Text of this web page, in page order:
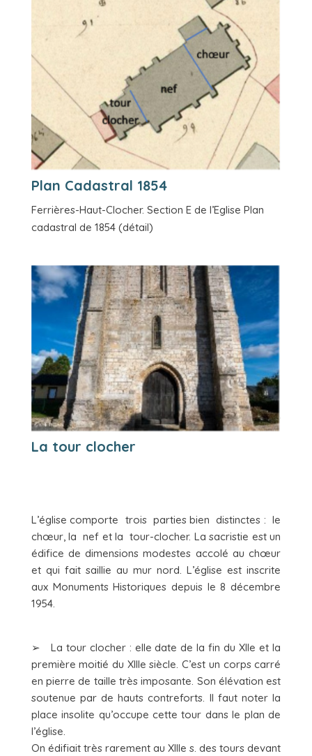
Plan Cadastral 1854
Ferrières-Haut-Clocher. Section E de l’Eglise Plan
cadastral de 1854 (détail)
La tour clocher
L’église comporte trois parties bien distinctes : le
chœur, la nef et la tour-clocher. La sacristie est un
édifice de dimensions modestes accolé au chœur
et qui fait saillie au mur nord. L’église est inscrite
aux Monuments Historiques depuis le 8 décembre
1954.
➢ La tour clocher : elle date de la fin du XIIe et la
première moitié du XIIIe siècle. C’est un corps carré
en pierre de taille très imposante. Son élévation est
soutenue par de hauts contreforts. Il faut noter la
place insolite qu’occupe cette tour dans le plan de
l’église.
On édifiait très rarement au XIIIe s. des tours devant